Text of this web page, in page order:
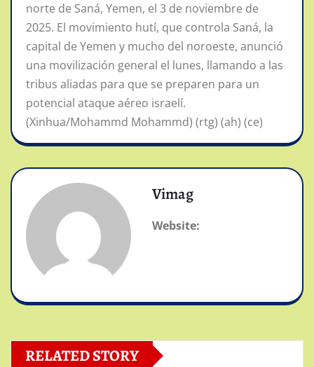
norte de Saná, Yemen, el 3 de noviembre de
2025. El movimiento hutí, que controla Saná, la
capital de Yemen y mucho del noroeste, anunció
una movilización general el lunes, llamando a las
tribus aliadas para que se preparen para un
potencial ataque aéreo israelí.
(Xinhua/Mohammd Mohammd) (rtg) (ah) (ce)
Vimag
Website:
RELATED STORY